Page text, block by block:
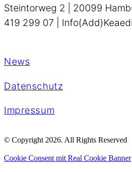
Steintorweg 2 | 20099
419 299 07 |
News
Datenschutz
Impressum
© Copyright 2026. All Rights Reserved
Cookie Consent mit Real Cookie Banner